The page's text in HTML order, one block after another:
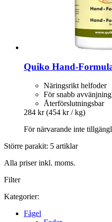
Quiko Hand-​
Näringsrikt helfoder
För snabb avvänjning
Återförslutningsbar
284 kr (454 kr / kg)
För närvarande inte
Större parakit: 5 artiklar
Alla priser inkl. moms.
Filter
Kategorier:
Fågel